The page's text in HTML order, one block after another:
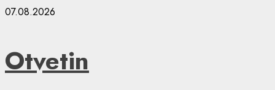
Skip
07.08.2026
Otvetin